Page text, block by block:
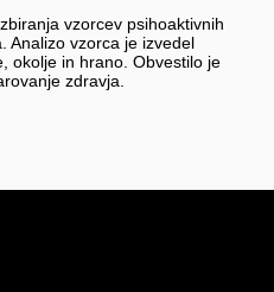
vzorcev psihoaktivnih
Analizo vzorca je izvedel
okolje in hrano. Obvestilo je
zdravja.